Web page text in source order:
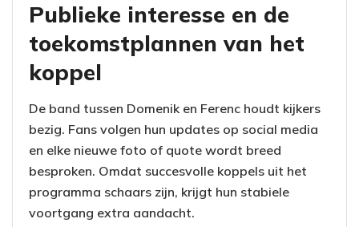
Publieke interesse en de
toekomstplannen van het
koppel
De band tussen Domenik en Ferenc houdt kijkers
bezig. Fans volgen hun updates op social media
en elke nieuwe foto of quote wordt breed
besproken. Omdat succesvolle koppels uit het
programma schaars zijn, krijgt hun stabiele
voortgang extra aandacht.